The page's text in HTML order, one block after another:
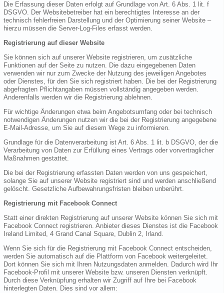
Die Erfassung dieser Daten erfolgt auf Grundlage von Art. 6 Abs. 1 lit. f
DSGVO. Der Websitebetreiber hat ein berechtigtes Interesse an der
technisch fehlerfreien Darstellung und der Optimierung seiner Website –
hierzu müssen die Server-Log-Files erfasst werden.
Registrierung auf dieser Website
Sie können sich auf unserer Website registrieren, um zusätzliche
Funktionen auf der Seite zu nutzen. Die dazu eingegebenen Daten
verwenden wir nur zum Zwecke der Nutzung des jeweiligen Angebotes
oder Dienstes, für den Sie sich registriert haben. Die bei der Registrierung
abgefragten Pflichtangaben müssen vollständig angegeben werden.
Anderenfalls werden wir die Registrierung ablehnen.
Für wichtige Änderungen etwa beim Angebotsumfang oder bei technisch
notwendigen Änderungen nutzen wir die bei der Registrierung angegebene
E-Mail-Adresse, um Sie auf diesem Wege zu informieren.
Grundlage für die Datenverarbeitung ist Art. 6 Abs. 1 lit. b DSGVO, der die
Verarbeitung von Daten zur Erfüllung eines Vertrags oder vorvertraglicher
Maßnahmen gestattet.
Die bei der Registrierung erfassten Daten werden von uns gespeichert,
solange Sie auf unserer Website registriert sind und werden anschließend
gelöscht. Gesetzliche Aufbewahrungsfristen bleiben unberührt.
Registrierung mit Facebook Connect
Statt einer direkten Registrierung auf unserer Website können Sie sich mit
Facebook Connect registrieren. Anbieter dieses Dienstes ist die Facebook
Ireland Limited, 4 Grand Canal Square, Dublin 2, Irland.
Wenn Sie sich für die Registrierung mit Facebook Connect entscheiden,
werden Sie automatisch auf die Plattform von Facebook weitergeleitet.
Dort können Sie sich mit Ihren Nutzungsdaten anmelden. Dadurch wird Ihr
Facebook-Profil mit unserer Website bzw. unseren Diensten verknüpft.
Durch diese Verknüpfung erhalten wir Zugriff auf Ihre bei Facebook
hinterlegten Daten. Dies sind vor allem: